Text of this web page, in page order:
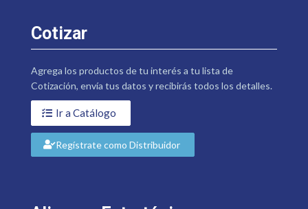
Cotizar
Agrega los productos de tu interés a tu lista de
Cotización, envía tus datos y recibirás todos los detalles.
Ir a Catálogo
Regístrate como Distribuidor